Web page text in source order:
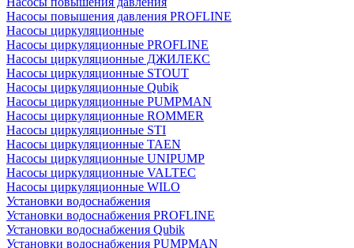
Насосы повышения давления PROFLINE
Насосы циркуляционные
Насосы циркуляционные PROFLINE
Насосы циркуляционные ДЖИЛЕКС
Насосы циркуляционные STOUT
Насосы циркуляционные Qubik
Насосы циркуляционные PUMPMAN
Насосы циркуляционные ROMMER
Насосы циркуляционные STI
Насосы циркуляционные TAEN
Насосы циркуляционные UNIPUMP
Насосы циркуляционные VALTEC
Насосы циркуляционные WILO
Установки водоснабжения
Установки водоснабжения PROFLINE
Установки водоснабжения Qubik
Установки водоснабжения PUMPMAN